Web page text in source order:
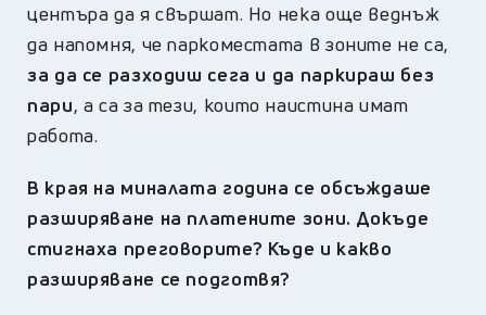
центъра да я свършат. Но нека още веднъж
да напомня, че паркоместата в зоните не са,
за да се разходиш сега и да паркираш без
пари, а са за тези, които наистина имат
работа.
В края на миналата година се обсъждаше
разширяване на платените зони. Докъде
стигнаха преговорите? Къде и какво
разширяване се подготвя?